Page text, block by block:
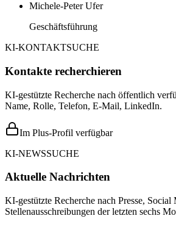
Michele-Peter Ufer
Geschäftsführung
KI-KONTAKTSUCHE
Kontakte recherchieren
KI-gestützte Recherche nach öffentlich
Name, Rolle, Telefon, E-Mail, LinkedIn.
Im Plus-Profil verfügbar
KI-NEWSSUCHE
Aktuelle Nachrichten
KI-gestützte Recherche nach Presse, Social
Stellenausschreibungen der letzten sechs